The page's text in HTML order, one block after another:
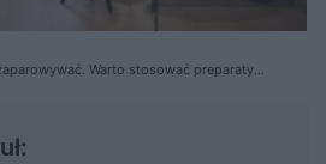
Warto stosować preparaty